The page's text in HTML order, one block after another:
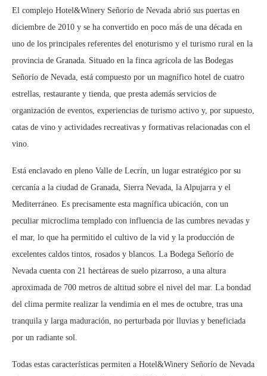
El complejo Hotel&Winery Señorío de Nevada abrió sus puertas en
diciembre de 2010 y se ha convertido en poco más de una década en
uno de los principales referentes del enoturismo y el turismo rural en la
provincia de Granada. Situado en la finca agrícola de las Bodegas
Señorío de Nevada, está compuesto por un magnífico hotel de cuatro
estrellas, restaurante y tienda, que presta además servicios de
organización de eventos, experiencias de turismo activo y, por supuesto,
catas de vino y actividades recreativas y formativas relacionadas con el
vino.
Está enclavado en pleno Valle de Lecrín, un lugar estratégico por su
cercanía a la ciudad de Granada, Sierra Nevada, la Alpujarra y el
Mediterráneo. Es precisamente esta magnífica ubicación, con un
peculiar microclima templado con influencia de las cumbres nevadas y
el mar, lo que ha permitido el cultivo de la vid y la producción de
excelentes caldos tintos, rosados y blancos. La Bodega Señorío de
Nevada cuenta con 21 hectáreas de suelo pizarroso, a una altura
aproximada de 700 metros de altitud sobre el nivel del mar. La bondad
del clima permite realizar la vendimia en el mes de octubre, tras una
tranquila y larga maduración, no perturbada por lluvias y beneficiada
por un radiante sol.
Todas estas características permiten a Hotel&Winery Señorío de Nevada